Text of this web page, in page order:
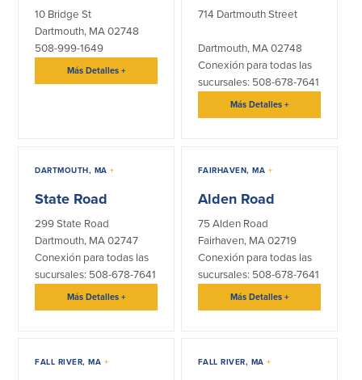
Ayuda y soporte
Información de licencia para originar
hipotecas
Partners Insurance Group
Priority Funding
Seguro de Depósitos de FDIC y DIF
Recursos
Seguridad
cliente sobre la seguridad hogareña
Recursos
10 Bridge St
Dartmouth, MA 02748
508-999-1649
Más Detalles+
714 Dartmouth Street
Dartmouth, MA 02748
Conexión para todas las
sucursales: 508-678-7641
Más Detalles +
DARTMOUTH, MA+
State Road
299 State Road
Dartmouth, MA 02747
Conexión para todas las
sucursales: 508-678-7641
Más Detalles+
FAIRHAVEN, MA +
Alden Road
75 Alden Road
Fairhaven, MA 02719
Conexión para todas las
sucursales: 508-678-7641
Más Detalles +
FALL RIVER, MA + FALL RIVER, MA+